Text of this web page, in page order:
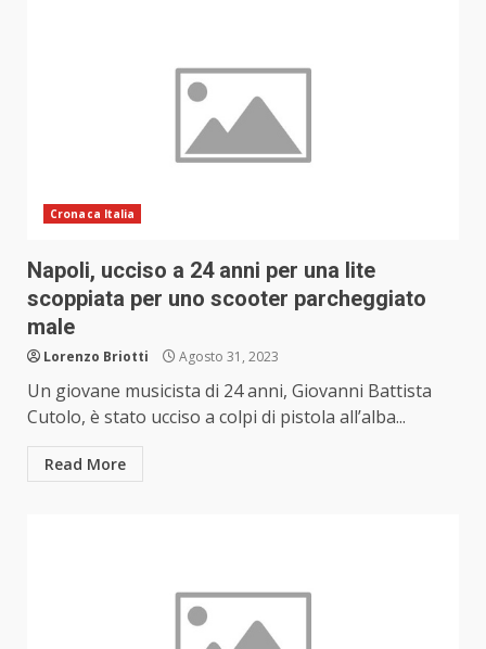
Cronaca Italia
Napoli, ucciso a 24 anni per una lite
scoppiata per uno scooter parcheggiato
male
Lorenzo Briotti Agosto 31, 2023
Un giovane musicista di 24 anni, Giovanni Battista
Cutolo, è stato ucciso a colpi di pistola all’alba...
Read More